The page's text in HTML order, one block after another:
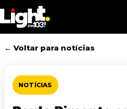
to
main
content
← Voltar para notícias
NOTÍCIAS